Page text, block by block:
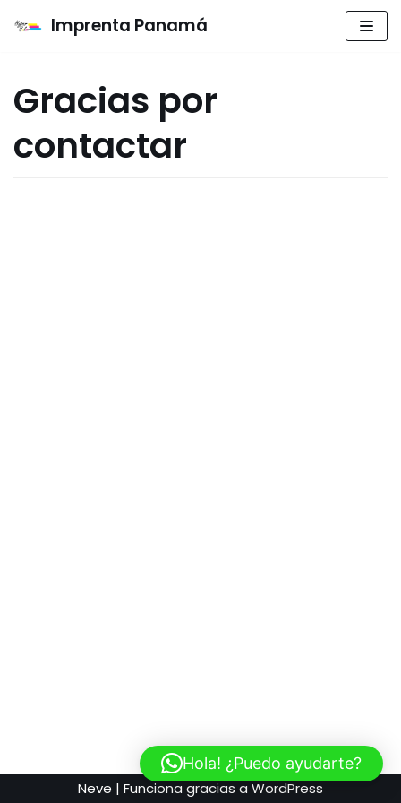
contenido
Imprenta Panamá
Gracias por
contactar
Neve | Funciona gracias a WordPress
Hola! ¿Puedo ayudarte?